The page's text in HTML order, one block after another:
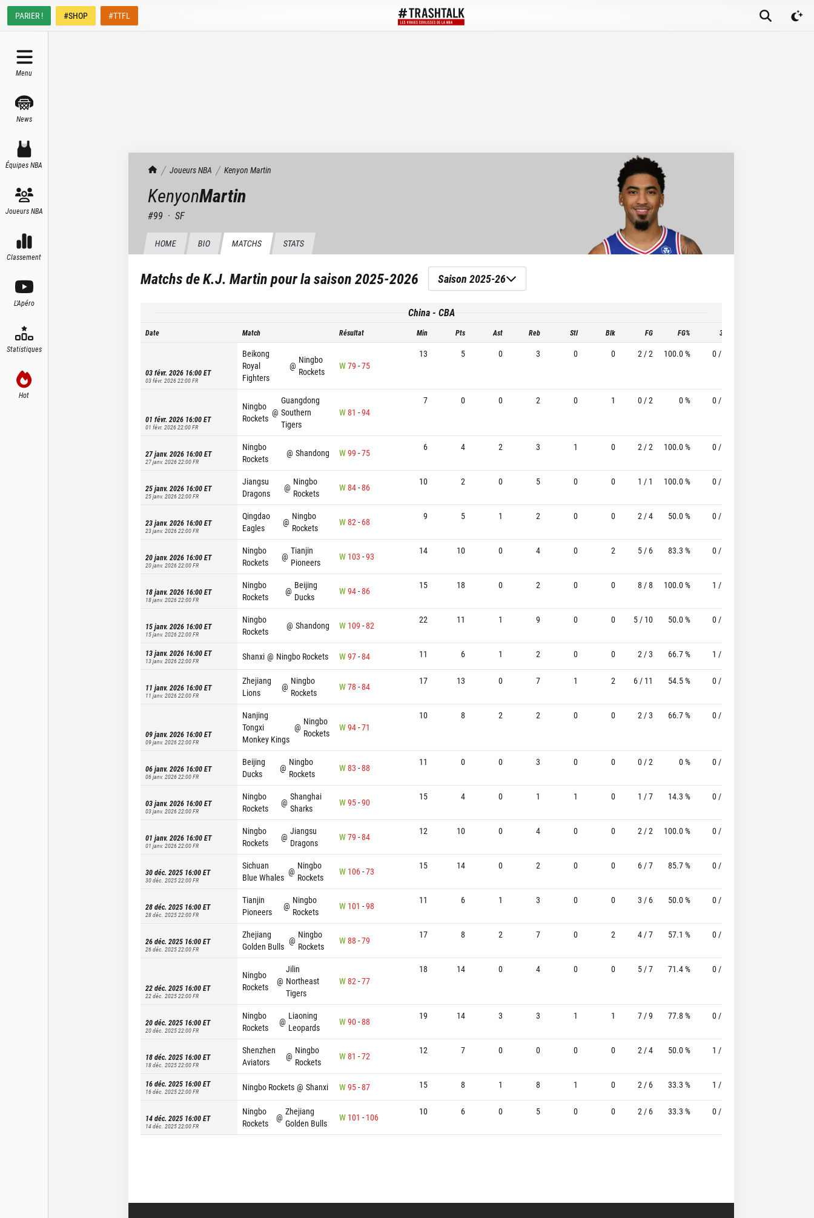
PARIER ! #SHOP #TTFL
Menu
News
Équipes NBA
Joueurs NBA
Classement
L'Apéro
Statistiques
Hot
TrashTalk Actu NBA
Joueurs NBA Kenyon Martin
KenyonMartin
#99 · SF
HOME BIO MATCHS STATS
Matchs deK.J. Martinpour la saison2025-2026 Saison 2025-26
China - CBA
Date Match Résultat Min Pts Ast Reb Stl Blk FG FG% 3P
03 févr. 2026 16:00ET
03 févr. 2026 22:00FR
Beikong
Royal
Fighters
@
Ningbo
Rockets
W79 -75
13 5 0 3 0 0 2 / 2 100.0 % 0 / 0
01 févr. 2026 16:00ET
01 févr. 2026 22:00FR
Ningbo
Rockets
@
Guangdong
Southern
Tigers
W81 -94
7 0 0 2 0 1 0 / 2 0 % 0 / 1
27 janv. 2026 16:00ET
27 janv. 2026 22:00FR
Ningbo
Rockets
@ Shandong W99 -75
6 4 2 3 1 0 2 / 2 100.0 % 0 / 0
25 janv. 2026 16:00ET
25 janv. 2026 22:00FR
Jiangsu
Dragons
@
Ningbo
Rockets
W84-86
10 2 0 5 0 0 1 / 1 100.0 % 0 / 0
23 janv. 2026 16:00ET
23 janv. 2026 22:00FR
Qingdao
Eagles
@
Ningbo
Rockets
W82- 68
9 5 1 2 0 0 2 / 4 50.0 % 0 / 0
20 janv. 2026 16:00ET
20 janv. 2026 22:00FR
Ningbo
Rockets
@
Tianjin
Pioneers
W 103 -93
14 10 0 4 0 2 5 / 6 83.3 % 0 / 0
18 janv. 2026 16:00ET
18 janv. 2026 22:00FR
Ningbo
Rockets
@
Beijing
Ducks
W94-86
15 18 0 2 0 0 8 / 8 100.0 % 1 / 1
15 janv. 2026 16:00ET
15 janv. 2026 22:00FR
Ningbo
Rockets
@ Shandong W 109 -82
22 11 1 9 0 0 5 / 10 50.0 % 0 / 1
13 janv. 2026 16:00ET
13 janv. 2026 22:00FR Shanxi @ Ningbo Rockets W97-84 11 6 1 2 0 0 2 / 3 66.7 % 1 / 1
11 janv. 2026 16:00ET
11 janv. 2026 22:00FR
Zhejiang
Lions
@
Ningbo
Rockets
W78 -84
17 13 0 7 1 2 6 / 11 54.5 % 0 / 1
09 janv. 2026 16:00ET
09 janv. 2026 22:00FR
Nanjing
Tongxi
Monkey Kings
@
Ningbo
Rockets
W94-71
10 8 2 2 0 0 2 / 3 66.7 % 0 / 0
06 janv. 2026 16:00ET
06 janv. 2026 22:00FR
Beijing
Ducks
@
Ningbo
Rockets
W83 -88
11 0 0 3 0 0 0 / 2 0 % 0 / 0
03 janv. 2026 16:00ET
03 janv. 2026 22:00FR
Ningbo
Rockets
@
Shanghai
Sharks
W95-90
15 4 0 1 1 0 1 / 7 14.3 % 0 / 2
01 janv. 2026 16:00ET
01 janv. 2026 22:00FR
Ningbo
Rockets
@
Jiangsu
Dragons
W79 -84
12 10 0 4 0 0 2 / 2 100.0 % 0 / 0
30 déc. 2025 16:00ET
30 déc. 2025 22:00FR
Sichuan
Blue Whales
@
Ningbo
Rockets
W 106-73
15 14 0 2 0 0 6 / 7 85.7 % 0 / 0
28 déc. 2025 16:00ET
28 déc. 2025 22:00FR
Tianjin
Pioneers
@
Ningbo
Rockets
W 101 -98
11 6 1 3 0 0 3 / 6 50.0 % 0 / 1
26 déc. 2025 16:00ET
26 déc. 2025 22:00FR
Zhejiang
Golden Bulls
@
Ningbo
Rockets
W88 -79
17 8 2 7 0 2 4 / 7 57.1 % 0 / 0
22 déc. 2025 16:00ET
22 déc. 2025 22:00FR
Ningbo
Rockets
@
Jilin
Northeast
Tigers
W82-77
18 14 0 4 0 0 5 / 7 71.4 % 0 / 1
20 déc. 2025 16:00ET
20 déc. 2025 22:00FR
Ningbo
Rockets
@
Liaoning
Leopards
W90-88
19 14 3 3 1 1 7 / 9 77.8 % 0 / 0
18 déc. 2025 16:00ET
18 déc. 2025 22:00FR
Shenzhen
Aviators
@
Ningbo
Rockets
W81 -72
12 7 0 0 0 0 2 / 4 50.0 % 1 / 1
16 déc. 2025 16:00ET
16 déc. 2025 22:00FR Ningbo Rockets @ Shanxi W95-87 15 8 1 8 1 0 2 / 6 33.3 % 1 / 2
14 déc. 2025 16:00ET
14 déc. 2025 22:00FR
Ningbo
Rockets
@
Zhejiang
Golden Bulls
W 101 - 106
10 6 0 5 0 0 2 / 6 33.3 % 0 / 2